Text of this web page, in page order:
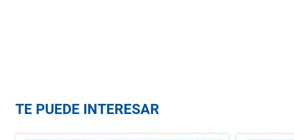
TE PUEDE INTERESAR